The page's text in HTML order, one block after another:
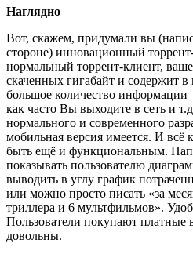
Наглядно
Вот, скажем, придумали вы
стороне) инновационный
нормальный торрент-клиент,
скаченных гигабайт и содержит в
большое количество информации
как часто Вы выходите в сеть и
нормального и современного
мобильная версия имеется. И всё
быть ещё и функциональным.
показывать пользователю
выводить в углу график
или можно просто писать «за
триллера и 6 мультфильмов».
Пользователи покупают платные
довольны.